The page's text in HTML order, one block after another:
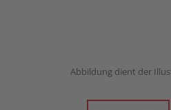
Abbildung dient der